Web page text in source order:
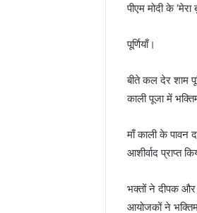
पीएम मोदी के
पूर्णियाँ।
बीते कल देर शाम
काली पूजा में
माँ काली के पावन
आशीर्वाद प्राप्त
भक्तों ने दीपक और
आयोजकों ने